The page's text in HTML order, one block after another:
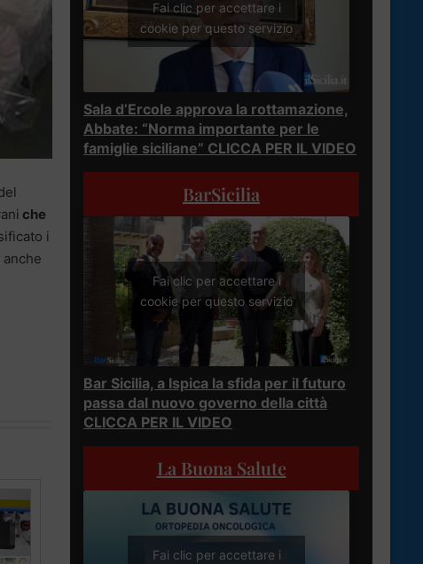
che
i
Fai clic per accettare i
cookie per questo servizio
Sala d’Ercole approva la rottamazione,
Abbate: “Norma importante per le
famiglie siciliane” CLICCA PER IL VIDEO
BarSicilia
Fai clic per accettare i
cookie per questo servizio
Bar Sicilia, a Ispica la sfida per il futuro
passa dal nuovo governo della città
CLICCA PER IL VIDEO
La Buona Salute
Fai clic per accettare i